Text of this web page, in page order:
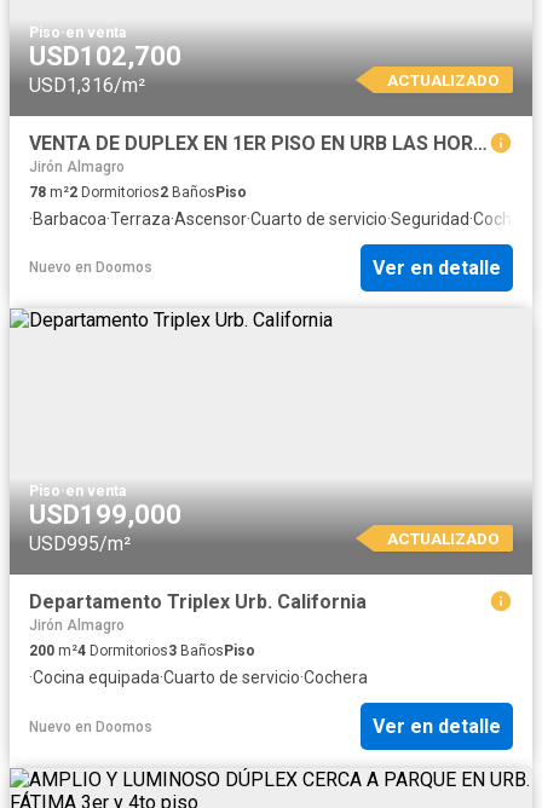
Piso·en venta
USD102,700
USD1,316/m² ACTUALIZADO
VENTA DE DUPLEX EN 1ER PISO EN URB LAS HORTENSIAS DE CALIFORNIA DE 78.70 M2
Jirón Almagro
78 m²2 Dormitorios2 BañosPiso
·Barbacoa·Terraza·Ascensor·Cuarto de servicio·Seguridad·Cochera
Nuevo en Doomos Ver en detalle
Piso·en venta
USD199,000
USD995/m² ACTUALIZADO
Departamento Triplex Urb. California
Jirón Almagro
200 m²4 Dormitorios3 Baños Piso
·Cocina equipada·Cuarto de servicio·Cochera
Nuevo en Doomos Ver en detalle